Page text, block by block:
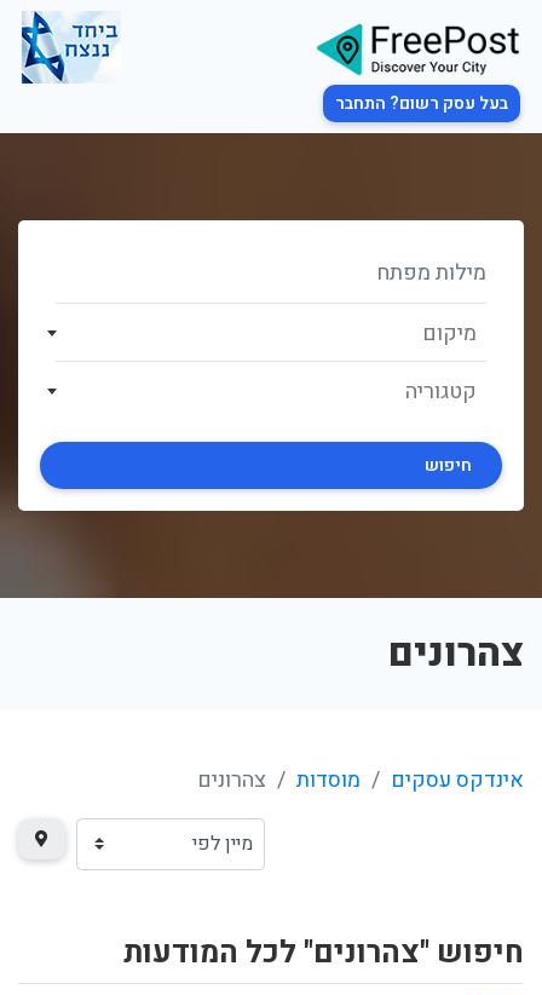
בעל עסק רשום? התחבר
מיקום
קטגוריה
חיפוש
צהרונים
אינדקס עסקים מוסדות צהרונים
חיפוש "צהרונים" לכל המודעות